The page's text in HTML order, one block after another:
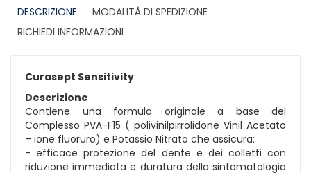
DESCRIZIONE
MODALITÀ DI SPEDIZIONE
RICHIEDI INFORMAZIONI
Curasept Sensitivity
Descrizione
Contiene una formula originale a base del
Complesso PVA-F15 ( polivinilpirrolidone Vinil Acetato
– ione fluoruro) e Potassio Nitrato che assicura:
- efficace protezione del dente e dei colletti con
riduzione immediata e duratura della sintomatologia